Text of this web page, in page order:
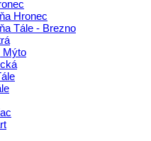
Hronec
Tále - Brezno
Mýto